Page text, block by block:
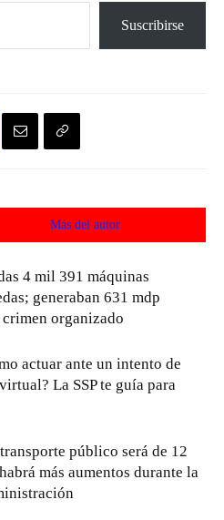
Suscribirse
Más del autor
4 mil 391 máquinas
generaban 631 mdp
organizado
actuar ante un intento de
La SSP te guía para
público será de 12
más aumentos durante la